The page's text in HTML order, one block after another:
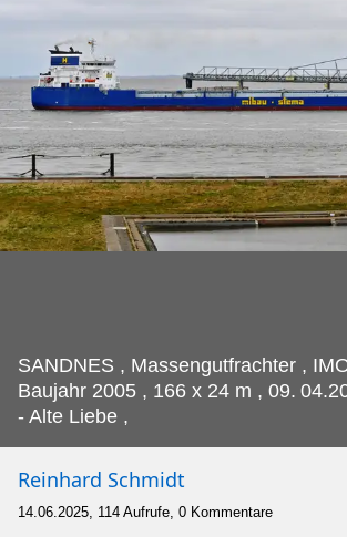
SANDNES , Massengutfrachter ,
Baujahr 2005 , 166 x 24 m , 09.
- Alte Liebe ,
Reinhard Schmidt
14.06.2025, 114 Aufrufe, 0 Kommentare